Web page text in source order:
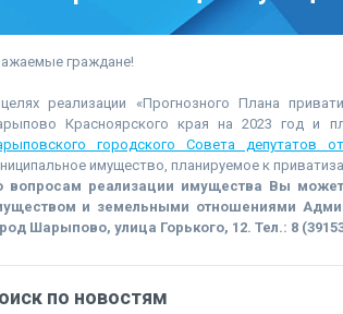
граждане!
реализации «Прогнозного Плана
Красноярского края на 2023 год и
городского Совета депутатов
имущество, планируемое к
вопросам реализации имущества Вы
и земельными отношениями
Шарыпово, улица Горького, 12. Тел.: 8
по новостям